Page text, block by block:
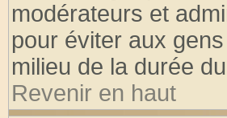
modérateurs et
pour éviter aux
milieu de la durée
Revenir en haut